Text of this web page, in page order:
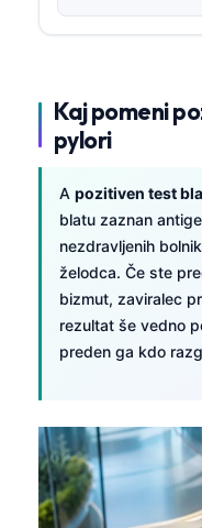
Kaj pomeni
pylori
A pozitiven test
blatu zaznan
nezdravljenih
želodca. Če ste
bizmut, zaviralec
rezultat še vedno
preden ga kdo